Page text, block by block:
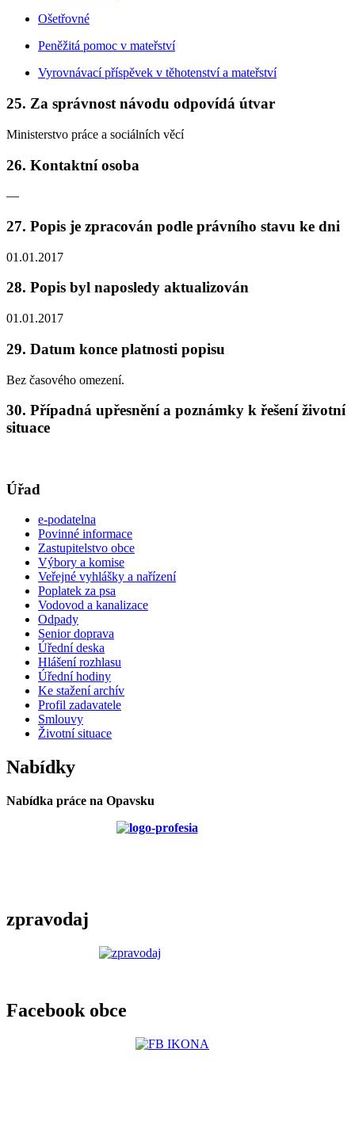
Ošetřovné
Peněžitá pomoc v mateřství
Vyrovnávací příspěvek v těhotenství a mateřství
25. Za správnost návodu odpovídá útvar
Ministerstvo práce a sociálních věcí
26. Kontaktní osoba
—
27. Popis je zpracován podle právního stavu ke dni
01.01.2017
28. Popis byl naposledy aktualizován
01.01.2017
29. Datum konce platnosti popisu
Bez časového omezení.
30. Případná upřesnění a poznámky k řešení životní
situace
Úřad
e-podatelna
Povinné informace
Zastupitelstvo obce
Výbory a komise
Veřejné vyhlášky a nařízení
Poplatek za psa
Vodovod a kanalizace
Odpady
Senior doprava
Úřední deska
Hlášení rozhlasu
Úřední hodiny
Ke stažení archív
Profil zadavatele
Smlouvy
Životní situace
Nabídky
Nabídka práce na Opavsku
zpravodaj
Facebook obce